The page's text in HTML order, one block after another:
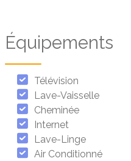
Équipements
Télévision
Lave-Vaisselle
Cheminée
Internet
Lave-Linge
Air Conditionné